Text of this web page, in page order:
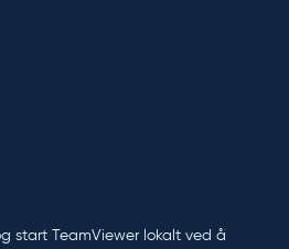
start TeamViewer lokalt ved å